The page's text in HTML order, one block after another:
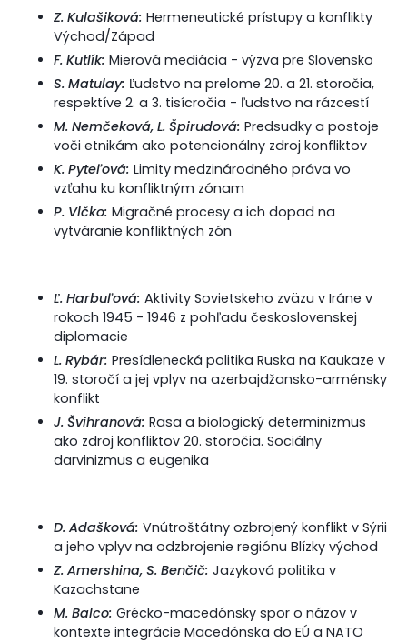
Z. Kulašiková: Hermeneutické prístupy a konflikty
Východ/Západ
F. Kutlík: Mierová mediácia - výzva pre Slovensko
S. Matulay: Ľudstvo na prelome 20. a 21. storočia,
respektíve 2. a 3. tisícročia - ľudstvo na rázcestí
M. Nemčeková, L. Špirudová:Predsudky a postoje
voči etnikám ako potencionálny zdroj konfliktov
K. Pyteľová:Limity medzinárodného práva vo
vzťahu ku konfliktným zónam
P. Vlčko: Migračné procesy a ich dopad na
vytváranie konfliktných zón
Ľ. Harbuľová:Aktivity Sovietskeho zväzu v Iráne v
rokoch 1945 - 1946 z pohľadu československej
diplomacie
L. Rybár: Presídlenecká politika Ruska na Kaukaze v
19. storočí a jej vplyv na azerbajdžansko-arménsky
konflikt
J. Švihranová: Rasa a biologický determinizmus
ako zdroj konfliktov 20. storočia. Sociálny
darvinizmus a eugenika
D. Adašková: Vnútroštátny ozbrojený konflikt v Sýrii
a jeho vplyv na odzbrojenie regiónu Blízky východ
Z. Amershina, S. Benčič: Jazyková politika v
Kazachstane
M. Balco: Grécko-macedónsky spor o názov v
kontexte integrácie Macedónska do EÚ a NATO